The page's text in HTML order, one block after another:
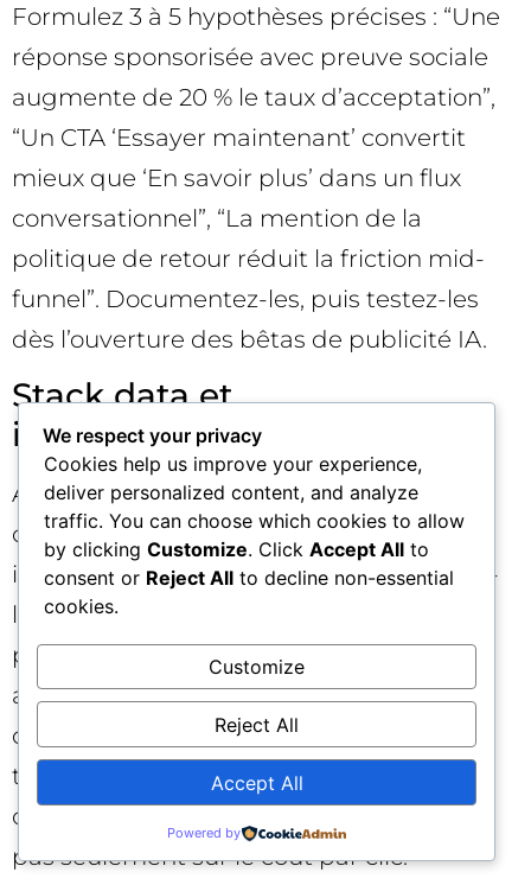
Formulez 3 à 5 hypothèses précises : “Une
réponse sponsorisée avec preuve sociale
augmente de 20 % le taux d’acceptation”,
“Un CTA ‘Essayer maintenant’ convertit
mieux que ‘En savoir plus’ dans un flux
conversationnel”, “La mention de la
politique de retour réduit la friction mid-
funnel”. Documentez-les, puis testez-les
dès l’ouverture des bêtas de publicité IA.
Stack data et
instrumentation
Assurez la capture d’événements
conversationnels (vues d’insertion,
interactions, acceptations, rejets), alignez-
les avec votre CRM/CDP, et établissez des
ponts d’attribution avec vos plateformes
analytics. Prévoyez des tests
d’incrémentalité. Enfin, consolidez des
tableaux de bord focalisés sur la
contribution business de la publicité IA,
pas seulement sur le coût par clic.
We respect your privacy
Cookies help us improve your experience,
deliver personalized content, and analyze
traffic. You can choose which cookies to allow
by clicking Customize. Click Accept All to
consent or Reject All to decline non-essential
cookies.
Customize
Reject All
Accept All
Powered by